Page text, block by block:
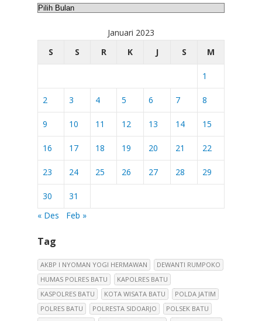
Arsip
Januari 2023
S
S R K J S M
1
2 3 4 5 6 7 8
9 10 11 12 13 14 15
16 17 18 19 20 21 22
23 24 25 26 27 28 29
30
31
« Des
Feb »
Tag
AKBP I NYOMAN YOGI HERMAWAN
DEWANTI RUMPOKO
HUMAS POLRES BATU
KAPOLRES BATU
KASPOLRES BATU
KOTA WISATA BATU
POLDA JATIM
POLRES BATU
POLRESTA SIDOARJO
POLSEK BATU